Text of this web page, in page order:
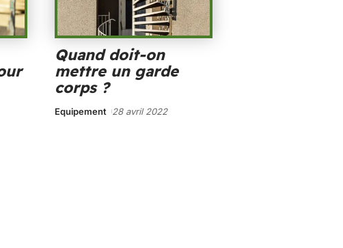
Quand doit-on
mettre un garde
corps ?
Equipement 28 avril 2022